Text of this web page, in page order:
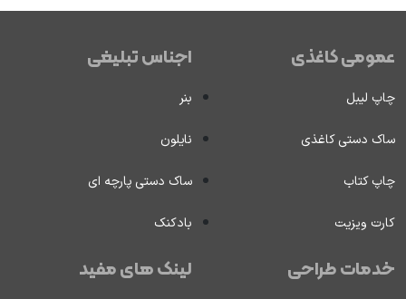
عمومی کاغذی
چاپ لیبل
ساک دستی کاغذی
چاپ کتاب
کارت ویزیت
اجناس تبلیغی
بنر
نایلون
ساک دستی پارچه ای
بادکنک
خدمات طراحی لینک های مفید